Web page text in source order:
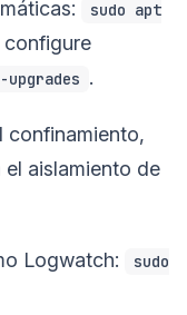
sudo apt
configure
.
confinamiento,
aislamiento de
Logwatch:
sudo